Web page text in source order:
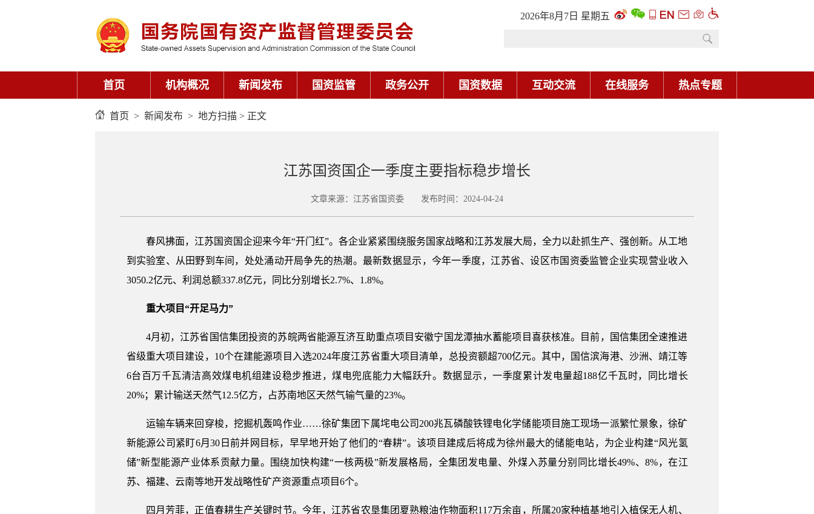
2026年8月7日 星期五
首页 机构概况 新闻发布 国资监管 政务公开 国资数据 互动交流 在线服务 热点专题
首页 > 新闻发布 > 地方扫描 > 正文
江苏国资国企一季度主要指标稳步增长
文章来源：江苏省国资委 发布时间：2024-04-24
春风拂面，江苏国资国企迎来今年“开门红”。各企业紧紧围绕服务国家战略和江苏发展大局，全力以赴抓生产、强创新。从工地
到实验室、从田野到车间，处处涌动开局争先的热潮。最新数据显示，今年一季度，江苏省、设区市国资委监管企业实现营业收入
3050.2亿元、利润总额337.8亿元，同比分别增长2.7%、1.8%。
重大项目“开足马力”
4月初，江苏省国信集团投资的苏皖两省能源互济互助重点项目安徽宁国龙潭抽水蓄能项目喜获核准。目前，国信集团全速推进
省级重大项目建设，10个在建能源项目入选2024年度江苏省重大项目清单，总投资额超700亿元。其中，国信滨海港、沙洲、靖江等
6台百万千瓦清洁高效煤电机组建设稳步推进，煤电兜底能力大幅跃升。数据显示，一季度累计发电量超188亿千瓦时，同比增长
20%；累计输送天然气12.5亿方，占苏南地区天然气输气量的23%。
运输车辆来回穿梭，挖掘机轰鸣作业……徐矿集团下属垞电公司200兆瓦磷酸铁锂电化学储能项目施工现场一派繁忙景象，徐矿
新能源公司紧盯6月30日前并网目标，早早地开始了他们的“春耕”。该项目建成后将成为徐州最大的储能电站，为企业构建“风光氢
储”新型能源产业体系贡献力量。围绕加快构建“一核两极”新发展格局，全集团发电量、外煤入苏量分别同比增长49%、8%，在江
苏、福建、云南等地开发战略性矿产资源重点项目6个。
四月芳菲，正值春耕生产关键时节。今年，江苏省农垦集团夏熟粮油作物面积117万余亩，所属20家种植基地引入植保无人机、